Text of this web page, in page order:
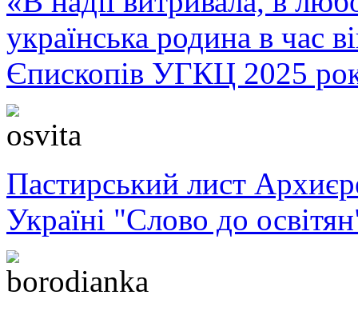
українська родина в час
Єпископів УГКЦ 2025
Пастирський лист
Україні "Слово до